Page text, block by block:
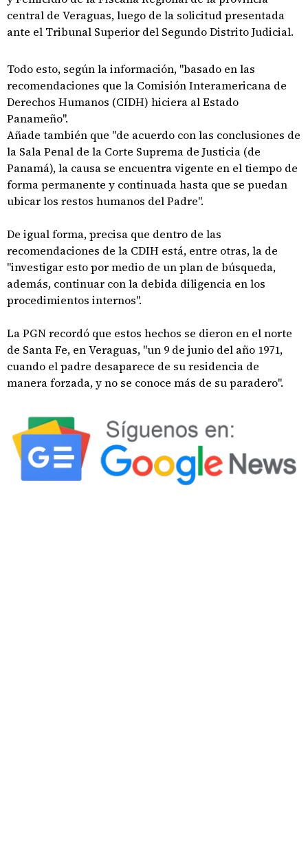
central de Veraguas, luego de la solicitud presentada
ante el Tribunal Superior del Segundo Distrito Judicial.
Todo esto, según la información, "basado en las
recomendaciones que la Comisión Interamericana de
Derechos Humanos (CIDH) hiciera al Estado
Panameño".
Añade también que "de acuerdo con las conclusiones de
la Sala Penal de la Corte Suprema de Justicia (de
Panamá), la causa se encuentra vigente en el tiempo de
forma permanente y continuada hasta que se puedan
ubicar los restos humanos del Padre".
De igual forma, precisa que dentro de las
recomendaciones de la CDIH está, entre otras, la de
"investigar esto por medio de un plan de búsqueda,
además, continuar con la debida diligencia en los
procedimientos internos".
La PGN recordó que estos hechos se dieron en el norte
de Santa Fe, en Veraguas, "un 9 de junio del año 1971,
cuando el padre desaparece de su residencia de
manera forzada, y no se conoce más de su paradero".